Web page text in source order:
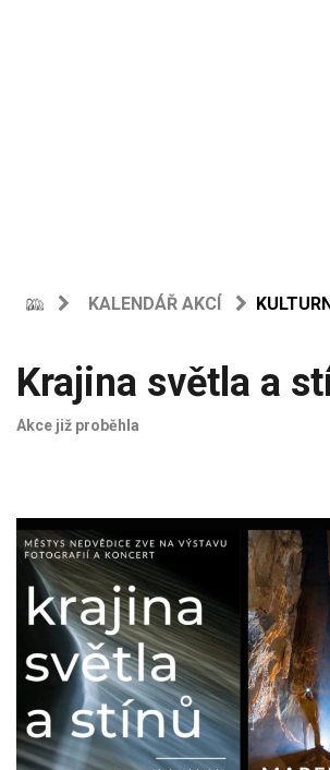
KALENDÁŘ AKCÍ
Krajina světla a
Akce již proběhla